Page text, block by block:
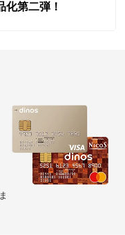
化第二弾！